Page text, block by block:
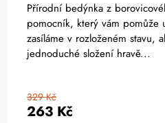
263 Kč
329 Kč
Přírodní bedýnka z
pomocník, který vám pomůže
zasíláme v rozloženém stavu,
jednoduché složení hravě...